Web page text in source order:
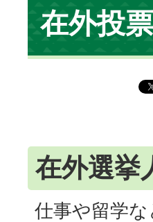
位
置在外投票
在外選挙
仕事や留学